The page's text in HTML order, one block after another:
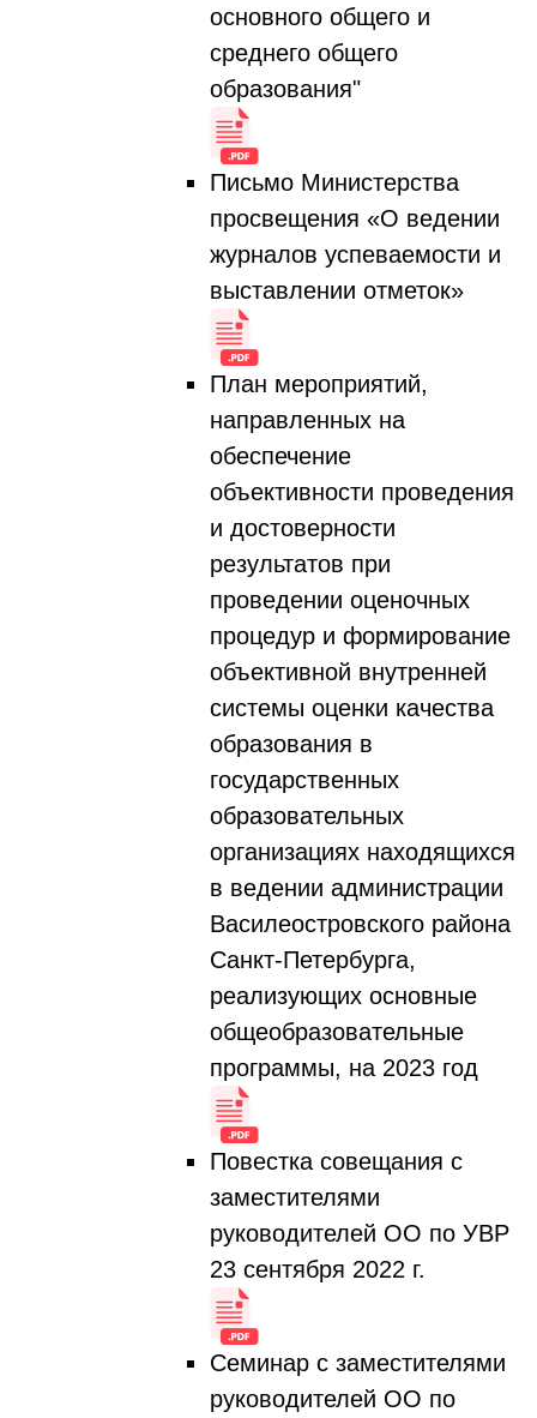
основного общего и
среднего общего
образования"
Письмо Министерства
просвещения «О ведении
журналов успеваемости и
выставлении отметок»
План мероприятий,
направленных на
обеспечение
объективности проведения
и достоверности
результатов при
проведении оценочных
процедур и формирование
объективной внутренней
системы оценки качества
образования в
государственных
образовательных
организациях находящихся
в ведении администрации
Василеостровского района
Санкт-Петербурга,
реализующих основные
общеобразовательные
программы, на 2023 год
Повестка совещания с
заместителями
руководителей ОО по УВР
23 сентября 2022 г.
Семинар с заместителями
руководителей ОО по